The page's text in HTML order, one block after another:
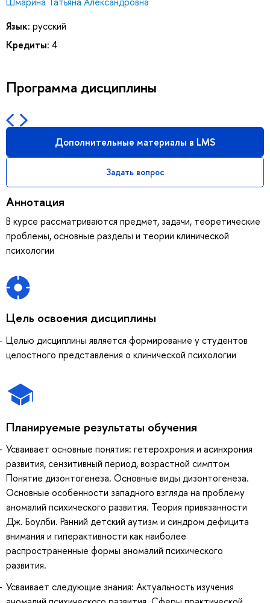
Язык: русский
Кредиты: 4
Программа дисциплины
Дополнительные материалы в LMS
Задать вопрос
Аннотация
В курсе рассматриваются предмет, задачи, теоретические
проблемы, основные разделы и теории клинической
психологии
Цель освоения дисциплины
Целью дисциплины является формирование у студентов
целостного представления о клинической психологии
Планируемые результаты обучения
Усваивает основные понятия: гетерохрония и асинхрония
развития, сензитивный период, возрастной симптом
Понятие дизонтогенеза. Основные виды дизонтогенеза.
Основные особенности западного взгляда на проблему
аномалий психического развития. Теория привязанности
Дж. Боулби. Ранний детский аутизм и синдром дефицита
внимания и гиперактивности как наиболее
распространенные формы аномалий психического
развития.
Усваивает следующие знания: Актуальность изучения